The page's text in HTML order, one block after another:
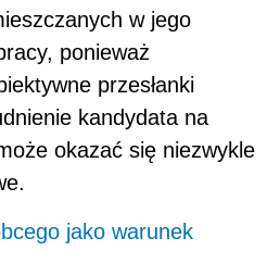
w jego
ponieważ
przesłanki
kandydata na
okazać się niezwykle
jako warunek